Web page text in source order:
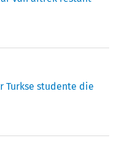
Turkse studente die